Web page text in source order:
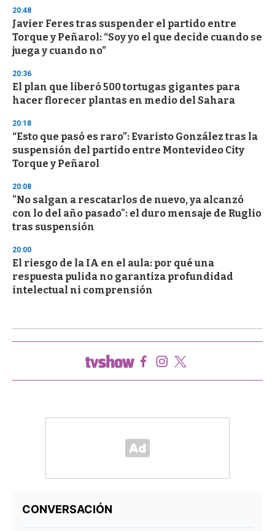
20:48
Javier Feres tras suspender el partido entre
Torque y Peñarol: “Soy yo el que decide cuando se
juega y cuando no”
20:36
El plan que liberó 500 tortugas gigantes para
hacer florecer plantas en medio del Sahara
20:18
“Esto que pasó es raro”: Evaristo González tras la
suspensión del partido entre Montevideo City
Torque y Peñarol
20:08
"No salgan a rescatarlos de nuevo, ya alcanzó
con lo del año pasado": el duro mensaje de Ruglio
tras suspensión
20:00
El riesgo de la IA en el aula: por qué una
respuesta pulida no garantiza profundidad
intelectual ni comprensión